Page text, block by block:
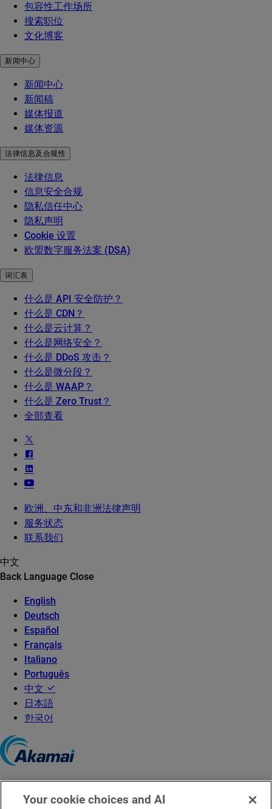
包容性工作场所
搜索职位
文化博客
新闻中心
新闻中心
新闻稿
媒体报道
媒体资源
法律信息及合规性
法律信息
信息安全合规
隐私信任中心
隐私声明
Cookie 设置
欧盟数字服务法案 (DSA)
词汇表
什么是 API 安全防护？
什么是 CDN？
什么是云计算？
什么是网络安全？
什么是 DDoS 攻击？
什么是微分段？
什么是 WAAP？
什么是 Zero Trust？
全部查看
欧洲、中东和非洲法律声明
服务状态
联系我们
中文
Back Language Close
English
Deutsch
Español
Français
Italiano
Português
中文
日本語
한국어
Your cookie choices and AI